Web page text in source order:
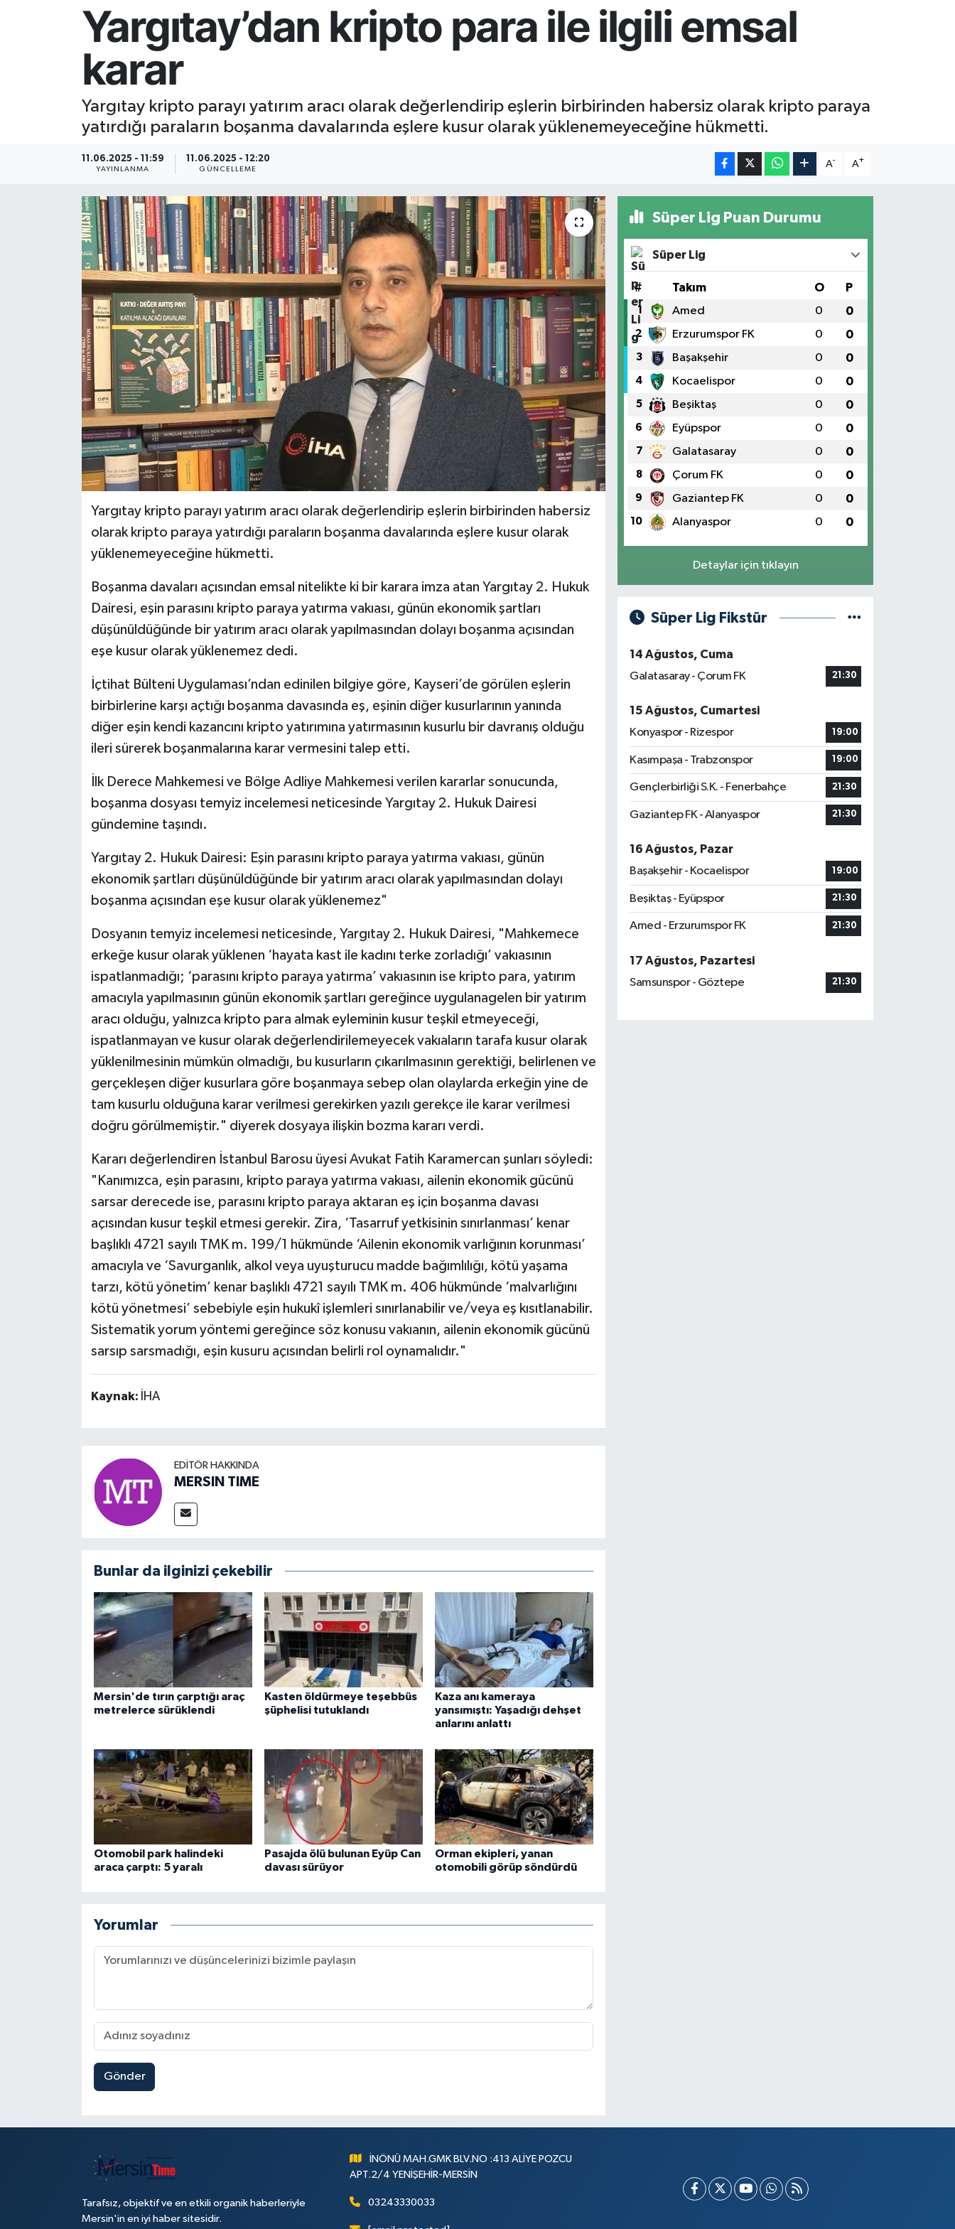
Yargıtay’dan kripto para ile ilgili emsal
karar
Yargıtay kripto parayı yatırım aracı olarak değerlendirip eşlerin birbirinden habersiz olarak kripto paraya
yatırdığı paraların boşanma davalarında eşlere kusur olarak yüklenemeyeceğine hükmetti.
11.06.2025 - 11:59
YAYINLANMA
11.06.2025 - 12:20
GÜNCELLEME
A- A+
Yargıtay kripto parayı yatırım aracı olarak değerlendirip eşlerin birbirinden habersiz
olarak kripto paraya yatırdığı paraların boşanma davalarında eşlere kusur olarak
yüklenemeyeceğine hükmetti.
Boşanma davaları açısından emsal nitelikte ki bir karara imza atan Yargıtay 2. Hukuk
Dairesi, eşin parasını kripto paraya yatırma vakıası, günün ekonomik şartları
düşünüldüğünde bir yatırım aracı olarak yapılmasından dolayı boşanma açısından
eşe kusur olarak yüklenemez dedi.
İçtihat Bülteni Uygulaması’ndan edinilen bilgiye göre, Kayseri’de görülen eşlerin
birbirlerine karşı açtığı boşanma davasında eş, eşinin diğer kusurlarının yanında
diğer eşin kendi kazancını kripto yatırımına yatırmasının kusurlu bir davranış olduğu
ileri sürerek boşanmalarına karar vermesini talep etti.
İlk Derece Mahkemesi ve Bölge Adliye Mahkemesi verilen kararlar sonucunda,
boşanma dosyası temyiz incelemesi neticesinde Yargıtay 2. Hukuk Dairesi
gündemine taşındı.
Yargıtay 2. Hukuk Dairesi: Eşin parasını kripto paraya yatırma vakıası, günün
ekonomik şartları düşünüldüğünde bir yatırım aracı olarak yapılmasından dolayı
boşanma açısından eşe kusur olarak yüklenemez"
Dosyanın temyiz incelemesi neticesinde, Yargıtay 2. Hukuk Dairesi, "Mahkemece
erkeğe kusur olarak yüklenen ‘hayata kast ile kadını terke zorladığı’ vakıasının
ispatlanmadığı; ‘parasını kripto paraya yatırma’ vakıasının ise kripto para, yatırım
amacıyla yapılmasının günün ekonomik şartları gereğince uygulanagelen bir yatırım
aracı olduğu, yalnızca kripto para almak eyleminin kusur teşkil etmeyeceği,
ispatlanmayan ve kusur olarak değerlendirilemeyecek vakıaların tarafa kusur olarak
yüklenilmesinin mümkün olmadığı, bu kusurların çıkarılmasının gerektiği, belirlenen ve
gerçekleşen diğer kusurlara göre boşanmaya sebep olan olaylarda erkeğin yine de
tam kusurlu olduğuna karar verilmesi gerekirken yazılı gerekçe ile karar verilmesi
doğru görülmemiştir." diyerek dosyaya ilişkin bozma kararı verdi.
Kararı değerlendiren İstanbul Barosu üyesi Avukat Fatih Karamercan şunları söyledi:
"Kanımızca, eşin parasını, kripto paraya yatırma vakıası, ailenin ekonomik gücünü
sarsar derecede ise, parasını kripto paraya aktaran eş için boşanma davası
açısından kusur teşkil etmesi gerekir. Zira, ‘Tasarruf yetkisinin sınırlanması’ kenar
başlıklı 4721 sayılı TMK m. 199/1 hükmünde ‘Ailenin ekonomik varlığının korunması’
amacıyla ve ‘Savurganlık, alkol veya uyuşturucu madde bağımlılığı, kötü yaşama
tarzı, kötü yönetim’ kenar başlıklı 4721 sayılı TMK m. 406 hükmünde ‘malvarlığını
kötü yönetmesi’ sebebiyle eşin hukukî işlemleri sınırlanabilir ve/veya eş kısıtlanabilir.
Sistematik yorum yöntemi gereğince söz konusu vakıanın, ailenin ekonomik gücünü
sarsıp sarsmadığı, eşin kusuru açısından belirli rol oynamalıdır."
Kaynak: İHA
EDITÖR HAKKINDA
MERSIN TIME
Bunlar da ilginizi çekebilir
Mersin'de tırın çarptığı araç
metrelerce sürüklendi
Kasten öldürmeye teşebbüs
şüphelisi tutuklandı
Kaza anı kameraya
yansımıştı: Yaşadığı dehşet
anlarını anlattı
Otomobil park halindeki
araca çarptı: 5 yaralı
Pasajda ölü bulunan Eyüp Can
davası sürüyor
Orman ekipleri, yanan
otomobili görüp söndürdü
Yorumlar
Gönder
Süper Lig Puan Durumu
Süper Lig
# Takım O P
1 Amed 0 0
2 Erzurumspor FK 0 0
3 Başakşehir 0 0
4 Kocaelispor 0 0
5 Beşiktaş 0 0
6 Eyüpspor 0 0
7 Galatasaray 0 0
8 Çorum FK 0 0
9 Gaziantep FK 0 0
10 Alanyaspor 0 0
Detaylar için tıklayın
Süper Lig Fikstür
14 Ağustos, Cuma
Galatasaray - Çorum FK
21:30
15 Ağustos, Cumartesi
Konyaspor - Rizespor
19:00
Kasımpaşa - Trabzonspor 19:00
Gençlerbirliği S.K. - Fenerbahçe 21:30
Gaziantep FK - Alanyaspor 21:30
16 Ağustos, Pazar
Başakşehir - Kocaelispor
19:00
Beşiktaş - Eyüpspor 21:30
Amed - Erzurumspor FK 21:30
17 Ağustos, Pazartesi
Samsunspor - Göztepe
21:30
Tarafsız, objektif ve en etkili organik haberleriyle
Mersin'in en iyi haber sitesidir.
İNÖNÜ MAH.GMK BLV.NO :413 ALİYE POZCU
APT.2/4 YENİŞEHİR-MERSİN
03243330033
Resmi İlan
Siyaset